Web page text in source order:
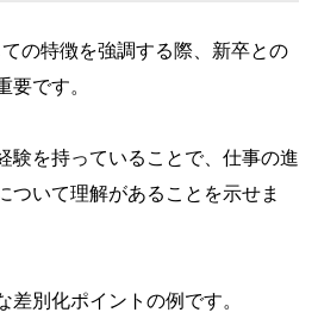
の特徴を強調する際、新卒との
要です。
験を持っていることで、仕事の進
ついて理解があることを示せま
差別化ポイントの例です。